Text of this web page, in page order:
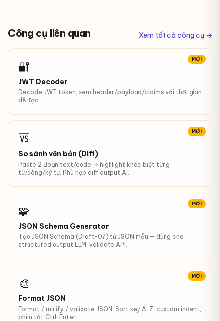
Công cụ liên quan Xem tất cả công cụ →
MỚI
🔐
JWT Decoder
Decode JWT token, xem header/payload/claims với thời gian
dễ đọc.
MỚI
🆚
So sánh văn bản (Diff)
Paste 2 đoạn text/code → highlight khác biệt từng
từ/dòng/ký tự. Phù hợp diff output AI.
MỚI
🧩
JSON Schema Generator
Tạo JSON Schema (Draft-07) từ JSON mẫu — dùng cho
structured output LLM, validate API.
MỚI
🎨
Format JSON
Format / minify / validate JSON. Sort key A-Z, custom indent,
phím tắt Ctrl+Enter.